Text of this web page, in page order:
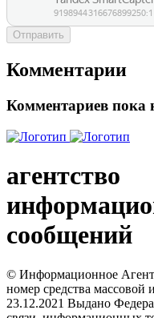
Отправить
Комментарии
Комментариев пока
агентство
сообщений
© Информационное
номер средства
23.12.2021 Выдано